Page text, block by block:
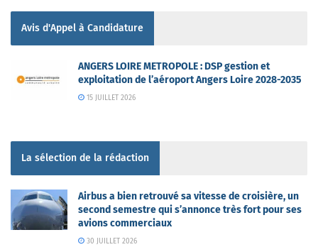
Avis d'Appel à Candidature
ANGERS LOIRE METROPOLE : DSP gestion et
exploitation de l’aéroport Angers Loire 2028-2035
15 JUILLET 2026
La sélection de la rédaction
Airbus a bien retrouvé sa vitesse de croisière, un
second semestre qui s’annonce très fort pour ses
avions commerciaux
30 JUILLET 2026